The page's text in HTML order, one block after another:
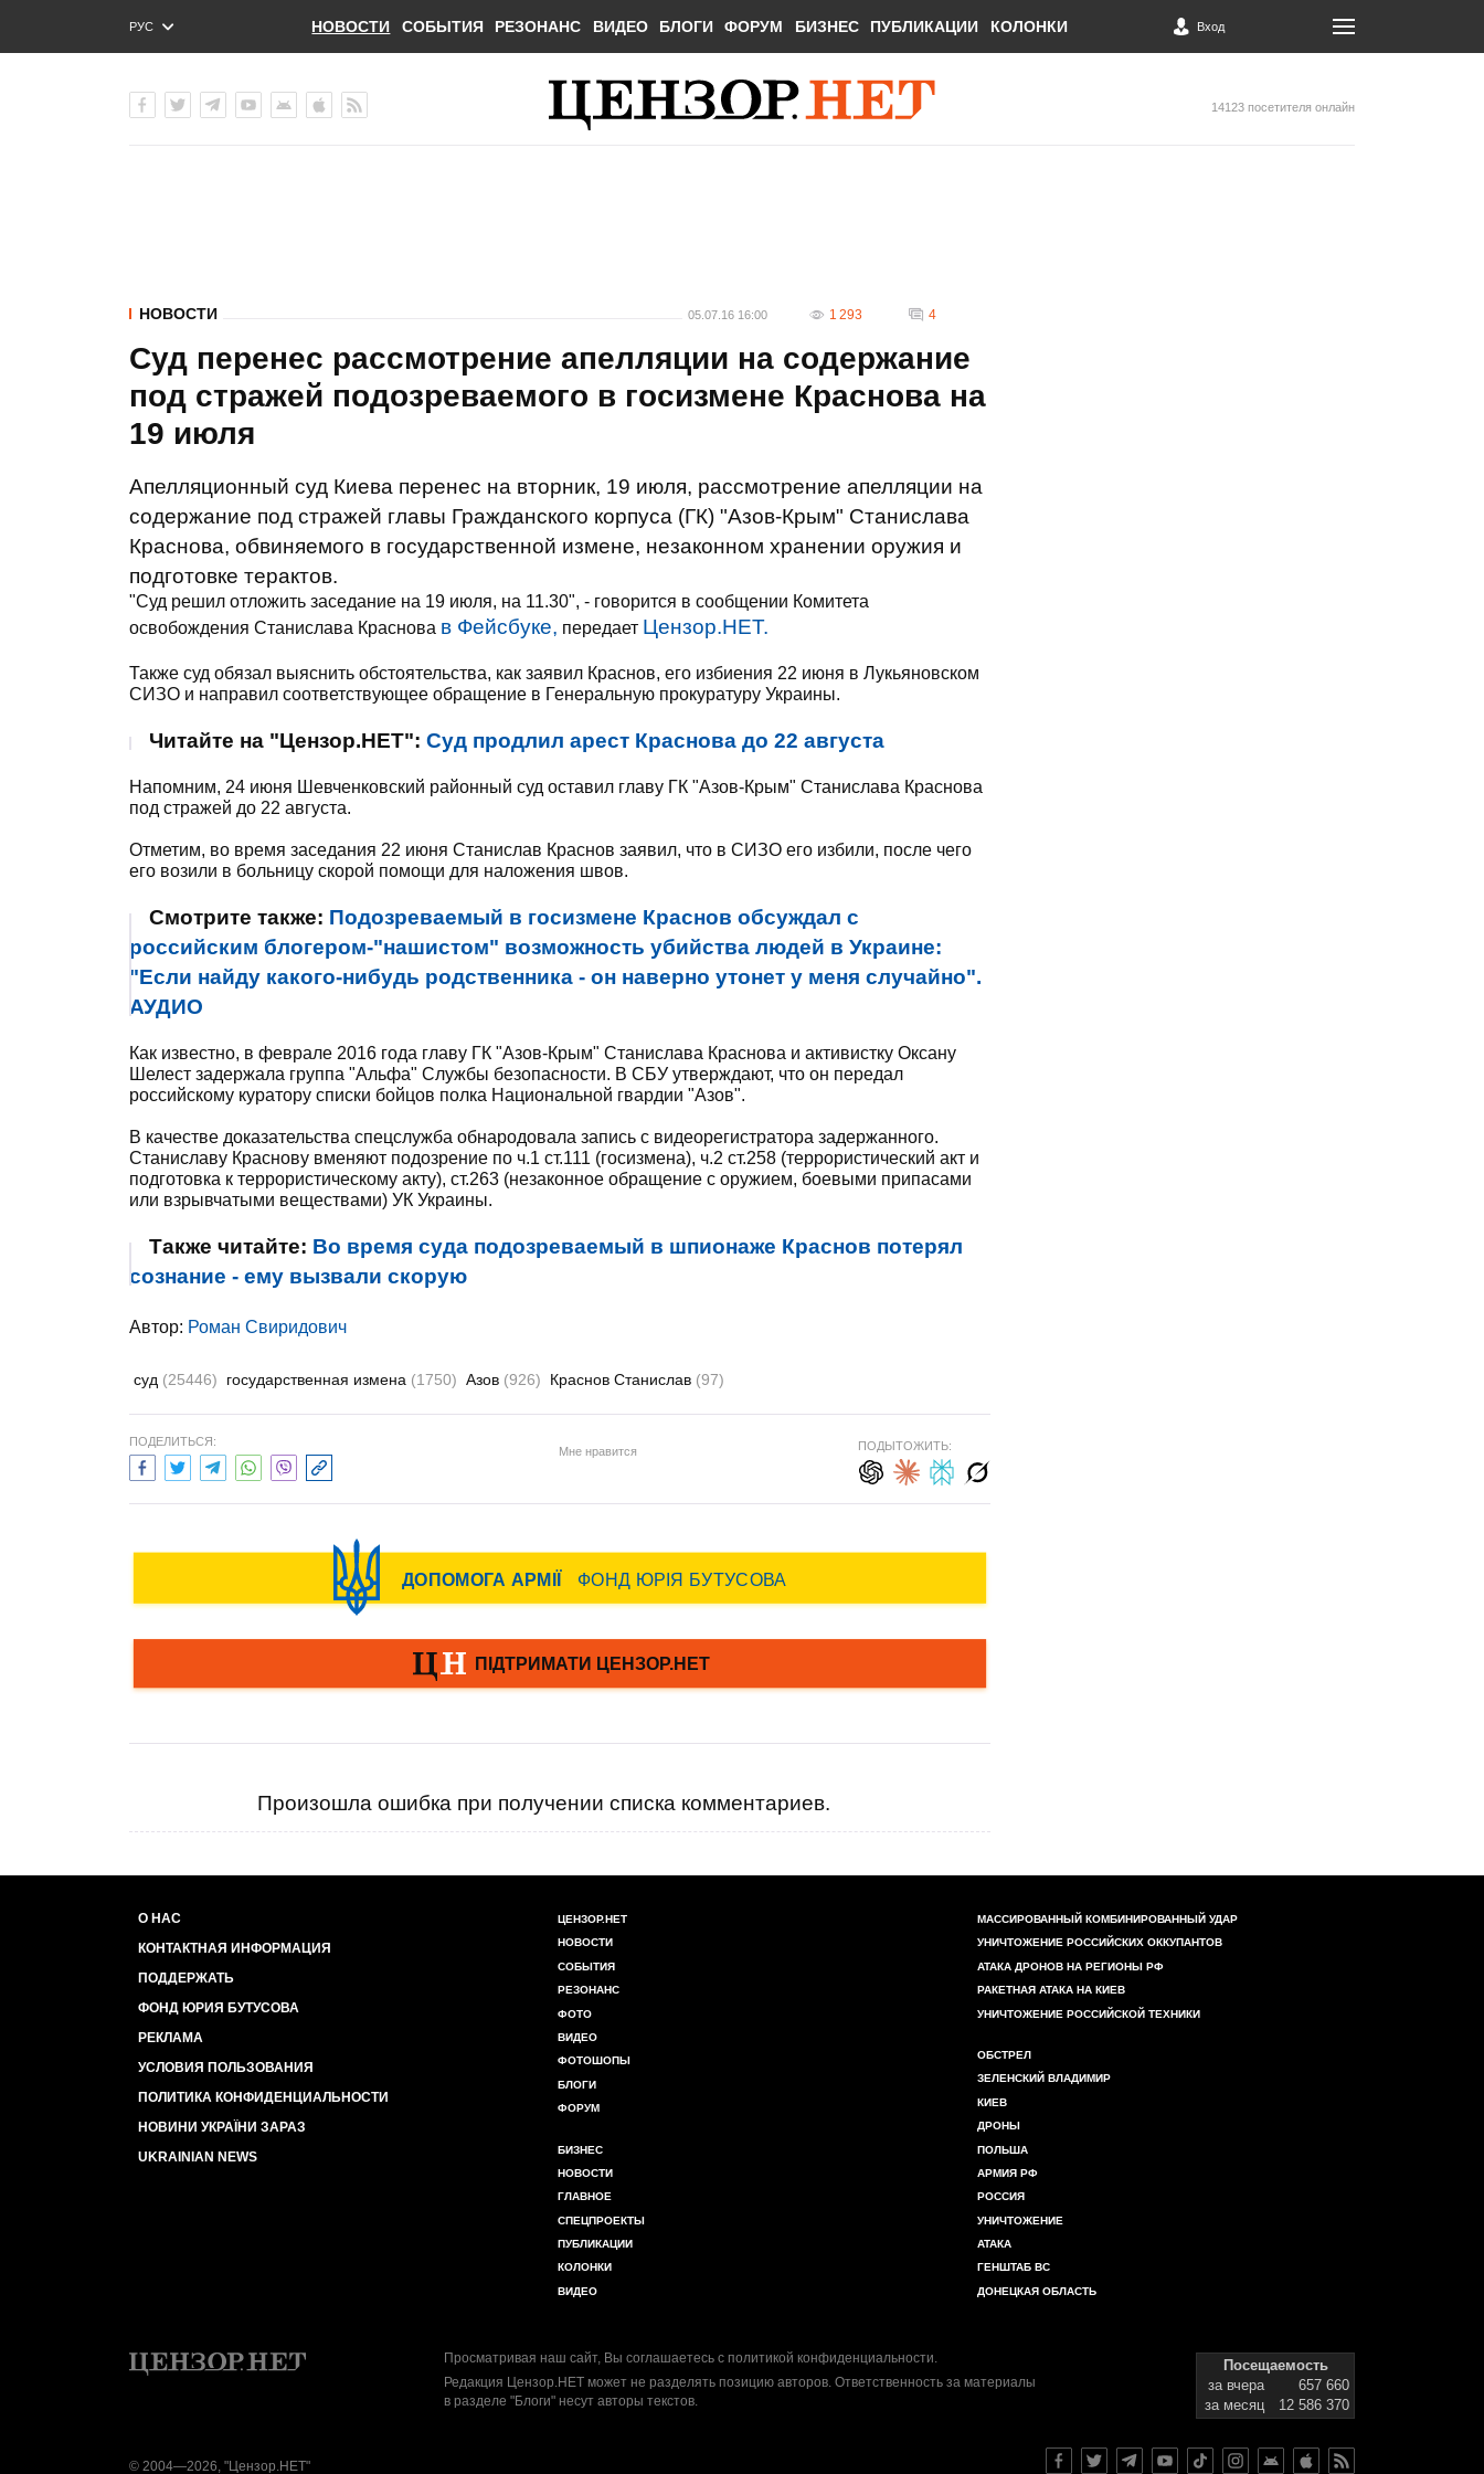
РУС
ENG
НОВОСТИ СОБЫТИЯ РЕЗОНАНС ВИДЕО БЛОГИ ФОРУМ БИЗНЕС ПУБЛИКАЦИИ КОЛОНКИ Вход
14123 посетителя онлайн
НОВОСТИ 05.07.16 16:00 1 293 4
Суд перенес рассмотрение апелляции на содержание
под стражей подозреваемого в госизмене Краснова на
19 июля
Апелляционный суд Киева перенес на вторник, 19 июля, рассмотрение апелляции на
содержание под стражей главы Гражданского корпуса (ГК) "Азов-Крым" Станислава
Краснова, обвиняемого в государственной измене, незаконном хранении оружия и
подготовке терактов.
"Суд решил отложить заседание на 19 июля, на 11.30", - говорится в сообщении Комитета
освобождения Станислава Краснова в Фейсбуке, передает Цензор.НЕТ.
Также суд обязал выяснить обстоятельства, как заявил Краснов, его избиения 22 июня в Лукьяновском
СИЗО и направил соответствующее обращение в Генеральную прокуратуру Украины.
Читайте на "Цензор.НЕТ": Суд продлил арест Краснова до 22 августа
Напомним, 24 июня Шевченковский районный суд оставил главу ГК "Азов-Крым" Станислава Краснова
под стражей до 22 августа.
Отметим, во время заседания 22 июня Станислав Краснов заявил, что в СИЗО его избили, после чего
его возили в больницу скорой помощи для наложения швов.
Смотрите также: Подозреваемый в госизмене Краснов обсуждал с
российским блогером-"нашистом" возможность убийства людей в Украине:
"Если найду какого-нибудь родственника - он наверно утонет у меня случайно".
АУДИО
Как известно, в феврале 2016 года главу ГК "Азов-Крым" Станислава Краснова и активистку Оксану
Шелест задержала группа "Альфа" Службы безопасности. В СБУ утверждают, что он передал
российскому куратору списки бойцов полка Национальной гвардии "Азов".
В качестве доказательства спецслужба обнародовала запись с видеорегистратора задержанного.
Станиславу Краснову вменяют подозрение по ч.1 ст.111 (госизмена), ч.2 ст.258 (террористический акт и
подготовка к террористическому акту), ст.263 (незаконное обращение с оружием, боевыми припасами
или взрывчатыми веществами) УК Украины.
Также читайте: Во время суда подозреваемый в шпионаже Краснов потерял
сознание - ему вызвали скорую
Автор: Роман Свиридович
суд (25446) государственная измена (1750) Азов (926) Краснов Станислав (97)
ПОДЕЛИТЬСЯ:
Мне нравится ПОДЫТОЖИТЬ:
Произошла ошибка при получении списка комментариев.
О НАС
КОНТАКТНАЯ ИНФОРМАЦИЯ
ПОДДЕРЖАТЬ
ФОНД ЮРИЯ БУТУСОВА
РЕКЛАМА
УСЛОВИЯ ПОЛЬЗОВАНИЯ
ПОЛИТИКА КОНФИДЕНЦИАЛЬНОСТИ
НОВИНИ УКРАЇНИ ЗАРАЗ
UKRAINIAN NEWS
ЦЕНЗОР.НЕТ
НОВОСТИ
СОБЫТИЯ
РЕЗОНАНС
ФОТО
ВИДЕО
ФОТОШОПЫ
БЛОГИ
ФОРУМ
БИЗНЕС
НОВОСТИ
ГЛАВНОЕ
СПЕЦПРОЕКТЫ
ПУБЛИКАЦИИ
КОЛОНКИ
ВИДЕО
МАССИРОВАННЫЙ КОМБИНИРОВАННЫЙ УДАР
УНИЧТОЖЕНИЕ РОССИЙСКИХ ОККУПАНТОВ
АТАКА ДРОНОВ НА РЕГИОНЫ РФ
РАКЕТНАЯ АТАКА НА КИЕВ
УНИЧТОЖЕНИЕ РОССИЙСКОЙ ТЕХНИКИ
ОБСТРЕЛ
ЗЕЛЕНСКИЙ ВЛАДИМИР
КИЕВ
ДРОНЫ
ПОЛЬША
АРМИЯ РФ
РОССИЯ
УНИЧТОЖЕНИЕ
АТАКА
ГЕНШТАБ ВС
ДОНЕЦКАЯ ОБЛАСТЬ
Просматривая наш сайт, Вы соглашаетесь с политикой конфиденциальности.
Редакция Цензор.НЕТ может не разделять позицию авторов. Ответственность за материалы
в разделе "Блоги" несут авторы текстов.
Посещаемость
за вчера
657 660
за месяц
12 586 370
© 2004—2026, "Цензор.НЕТ"